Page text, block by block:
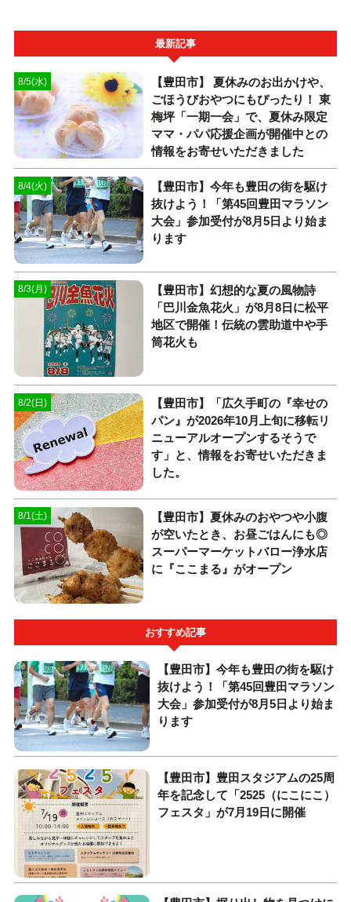
最新記事
8/5(水)
【豊田市】 夏休みのお出かけや、
ごほうびおやつにもぴったり！ 東
梅坪「一期一会」で、夏休み限定
ママ・パパ応援企画が開催中との
情報をお寄せいただきました
8/4(火)
【豊田市】今年も豊田の街を駆け
抜けよう！「第45回豊田マラソン
大会」参加受付が8月5日より始ま
ります
8/3(月)
【豊田市】幻想的な夏の風物詩
「巴川金魚花火」が8月8日に松平
地区で開催！伝統の雲助道中や手
筒花火も
8/2(日)
【豊田市】「広久手町の『幸せの
パン』が2026年10月上旬に移転リ
ニューアルオープンするそうで
す」と、情報をお寄せいただきま
した。
8/1(土)
【豊田市】夏休みのおやつや小腹
が空いたとき、お昼ごはんにも◎
スーパーマーケットバロー浄水店
に『ここまる』がオープン
おすすめ記事
【豊田市】今年も豊田の街を駆け
抜けよう！「第45回豊田マラソン
大会」参加受付が8月5日より始ま
ります
【豊田市】豊田スタジアムの25周
年を記念して「2525（にこにこ）
フェスタ」が7月19日に開催